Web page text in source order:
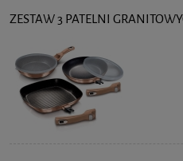
ZESTAW 3 PATELNI